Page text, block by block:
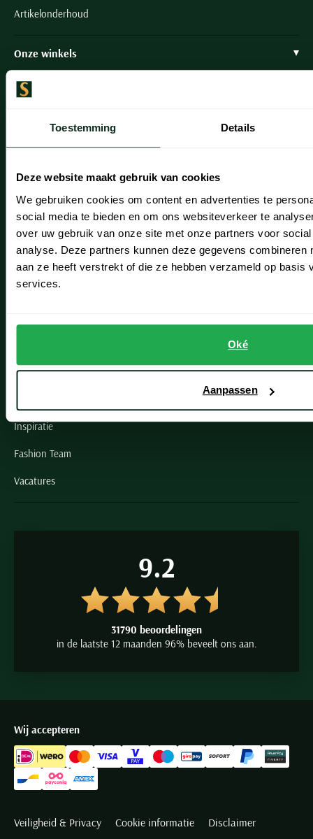
Toestemming Details
Deze website maakt gebruik van cookies
We gebruiken cookies om content en advertenties te
social media te bieden en om ons websiteverkeer te
over uw gebruik van onze site met onze partners voor
analyse. Deze partners kunnen deze gegevens combineren
aan ze heeft verstrekt of die ze hebben verzameld op basis
services.
Oké
Aanpassen
Artikelonderhoud
Onze winkels
Onze winkels
Lisse
Noordwijk
Oegstgeest
Openingstijden winkels
Paul & Shark specialist
Inspiratie
Fashion Team
Vacatures
9.2
31790 beoordelingen
in de laatste 12 maanden 96% beveelt ons aan.
Wij accepteren
Veiligheid & Privacy Cookie informatie
Disclaimer